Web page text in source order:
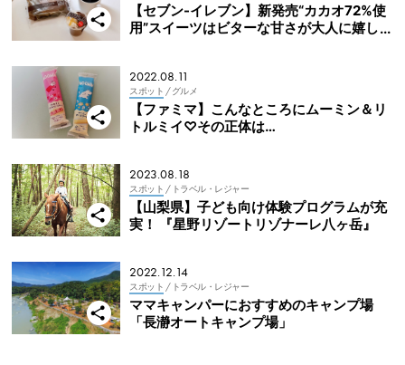
【セブン-イレブン】新発売“カカオ72%使
用”スイーツはビターな甘さが大人に嬉し
2022.08.11
スポット / グルメ
【ファミマ】こんなところにムーミン＆リ
トルミイ♡その正体は…
2023.08.18
スポット / トラベル・レジャー
【山梨県】子ども向け体験プログラムが充
実！ 『星野リゾートリゾナーレ八ヶ岳』
2022.12.14
スポット / トラベル・レジャー
ママキャンパーにおすすめのキャンプ場
「長瀞オートキャンプ場」